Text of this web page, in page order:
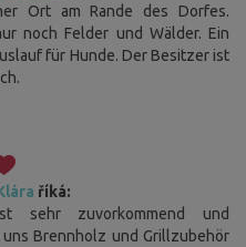
Ort am Rande des Dorfes.
noch Felder und Wälder. Ein
für Hunde. Der Besitzer ist
říká:
sehr zuvorkommend und
Brennholz und Grillzubehör